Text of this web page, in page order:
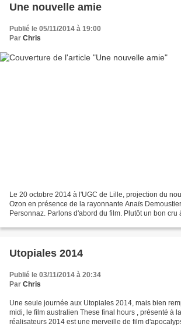
Une nouvelle amie
Publié le 05/11/2014 à 19:00
Par Chris
Le 20 octobre 2014 à l'UGC de Lille, projection du
Ozon en présence de la rayonnante Anaïs
Personnaz. Parlons d'abord du film. Plutôt un bon cru
Utopiales 2014
Publié le 03/11/2014 à 20:34
Par Chris
Une seule journée aux Utopiales 2014, mais bien
midi, le film australien These final hours , présenté à
réalisateurs 2014 est une merveille de film